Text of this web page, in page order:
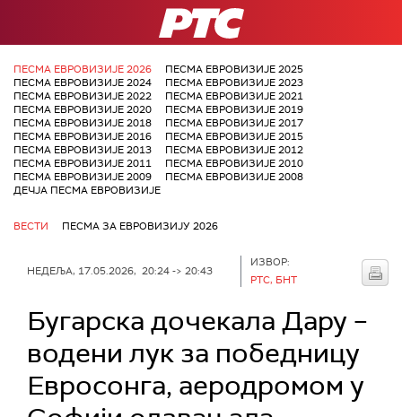
РТС
ПЕСМА ЕВРОВИЗИЈЕ 2026
ПЕСМА ЕВРОВИЗИЈЕ 2025
ПЕСМА ЕВРОВИЗИЈЕ 2024
ПЕСМА ЕВРОВИЗИЈЕ 2023
ПЕСМА ЕВРОВИЗИЈЕ 2022
ПЕСМА ЕВРОВИЗИЈЕ 2021
ПЕСМА ЕВРОВИЗИЈЕ 2020
ПЕСМА ЕВРОВИЗИЈЕ 2019
ПЕСМА ЕВРОВИЗИЈЕ 2018
ПЕСМА ЕВРОВИЗИЈЕ 2017
ПЕСМА ЕВРОВИЗИЈЕ 2016
ПЕСМА ЕВРОВИЗИЈЕ 2015
ПЕСМА ЕВРОВИЗИЈЕ 2013
ПЕСМА ЕВРОВИЗИЈЕ 2012
ПЕСМА ЕВРОВИЗИЈЕ 2011
ПЕСМА ЕВРОВИЗИЈЕ 2010
ПЕСМА ЕВРОВИЗИЈЕ 2009
ПЕСМА ЕВРОВИЗИЈЕ 2008
ДЕЧЈА ПЕСМА ЕВРОВИЗИЈЕ
ВЕСТИ ПЕСМА ЗА ЕВРОВИЗИЈУ 2026
НЕДЕЉА, 17.05.2026, 20:24 -> 20:43
ИЗВОР:
РТС, БНТ
Бугарска дочекала Дару –
водени лук за победницу
Евросонга, аеродромом у